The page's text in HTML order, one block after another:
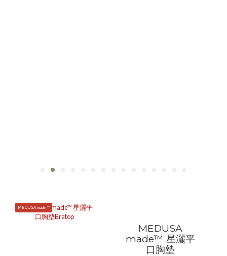
MEDUSA made ™
MEDUSA
made™ 星灑平
口胸墊